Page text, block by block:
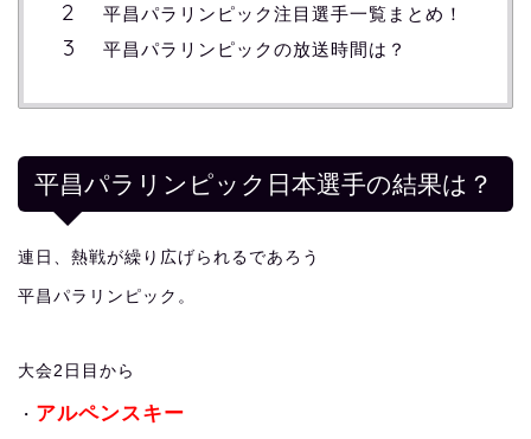
平昌パラリンピック注目選手一覧まとめ！
平昌パラリンピックの放送時間は？
平昌パラリンピック日本選手の結果は？
連日、熱戦が繰り広げられるであろう
平昌パラリンピック。
大会2日目から
・ アルペンスキー